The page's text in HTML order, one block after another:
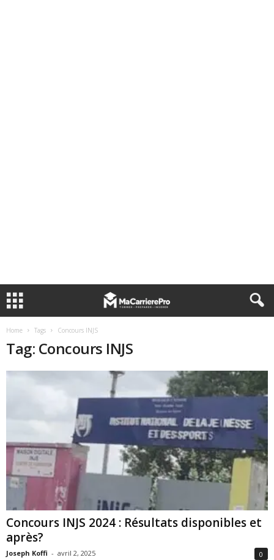
Home Tags Concours INJS
Tag: Concours INJS
Concours INJS 2024 : Résultats disponibles et
après?
Joseph Koffi - avril 2, 2025 0